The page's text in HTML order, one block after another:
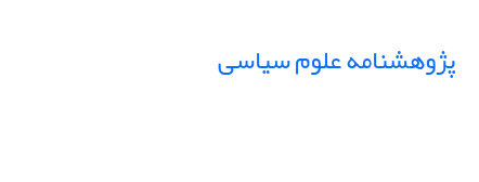
پژوهشنامه علوم سیاسی